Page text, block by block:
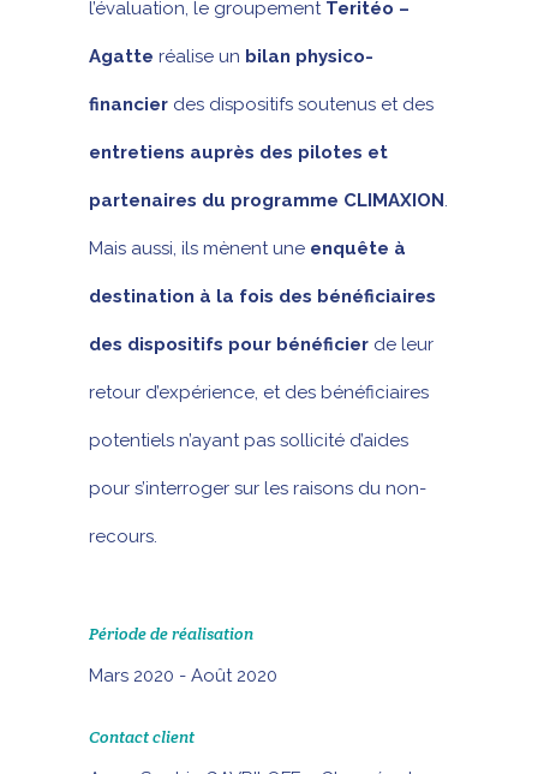
l’évaluation, le groupement Teritéo –
Agatte réalise un bilan physico-
financier des dispositifs soutenus et des
entretiens auprès des pilotes et
partenaires du programme CLIMAXION.
Mais aussi, ils mènent une enquête à
destination à la fois des bénéficiaires
des dispositifs pour bénéficier de leur
retour d’expérience, et des bénéficiaires
potentiels n’ayant pas sollicité d’aides
pour s’interroger sur les raisons du non-
recours.
Période de réalisation
Mars 2020 - Août 2020
Contact client